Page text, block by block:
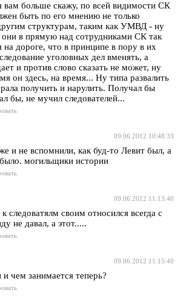
вам больше скажу, по всей видимости СК
быть по его мнению не только
структурам, таким как УМВД - ну
в прямую над сотрудниками СК так
на дороге, что в принципе в пору в их
уголовных дел вменять, а
и против слово сказать не может, ну
он здесь, на время... Ну типа развалить
получить и нарулить. Получал бы
бы, не мучил следователей...
09.06.2012 10:48:33
и не вспомнили, как буд-то Левит был, а
могильщики истории
09.06.2012 11:13:40
следоватялм своим относился всегда с
не давал, а этот.....
09.06.2012 11:15:40
чем занимается теперь?